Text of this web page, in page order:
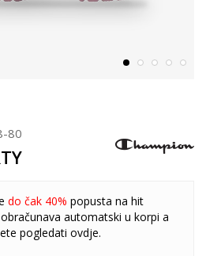
80
do čak 40% popusta na hit
automatski u korpi a
pogledati ovdje.